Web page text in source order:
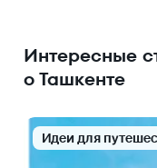
Интересные
о Ташкенте
Идеи для